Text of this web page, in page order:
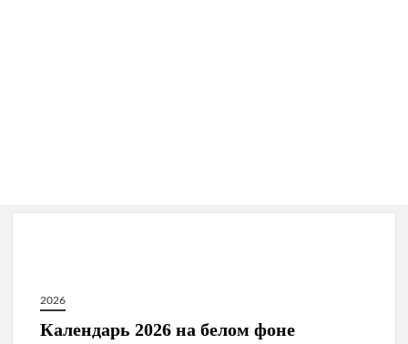
2026
Календарь 2026 на белом фоне